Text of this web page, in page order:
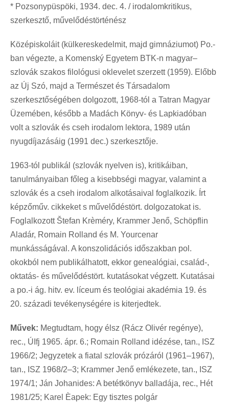
* Pozsonypüspöki, 1934. dec. 4. / irodalomkritikus,
szerkesztő, művelődéstörténész
Középiskoláit (külkereskedelmit, majd gimnáziumot) Po.-
ban végezte, a Komenský Egyetem BTK-n magyar–
szlovák szakos filológusi oklevelet szerzett (1959). Előbb
az Új Szó, majd a Természet és Társadalom
szerkesztőségében dolgozott, 1968-tól a Tatran Magyar
Üzemében, később a Madách Könyv- és Lapkiadóban
volt a szlovák és cseh irodalom lektora, 1989 után
nyugdíjazásáig (1991 dec.) szerkesztője.
1963-tól publikál (szlovák nyelven is), kritikáiban,
tanulmányaiban főleg a kisebbségi magyar, valamint a
szlovák és a cseh irodalom alkotásaival foglalkozik. Írt
képzőműv. cikkeket s művelődéstört. dolgozatokat is.
Foglalkozott Štefan Krèméry, Krammer Jenő, Schöpflin
Aladár, Romain Rolland és M. Yourcenar
munkásságával. A konszolidációs időszakban pol.
okokból nem publikálhatott, ekkor genealógiai, család-,
oktatás- és művelődéstört. kutatásokat végzett. Kutatásai
a po.-i ág. hitv. ev. líceum és teológiai akadémia 19. és
20. századi tevékenységére is kiterjedtek.
Művek: Megtudtam, hogy élsz (Rácz Olivér regénye),
rec., ÚIfj 1965. ápr. 6.; Romain Rolland idézése, tan., ISZ
1966/2; Jegyzetek a fiatal szlovák prózáról (1961–1967),
tan., ISZ 1968/2–3; Krammer Jenő emlékezete, tan., ISZ
1974/1; Ján Johanides: A betétkönyv balladája, rec., Hét
1981/25; Karel Èapek: Egy tisztes polgár